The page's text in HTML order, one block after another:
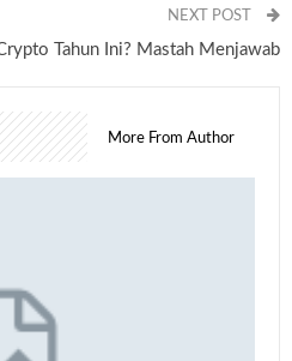
NEXT POST
Tahun Ini? Mastah Menjawab
More From Author